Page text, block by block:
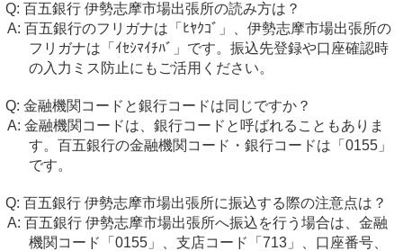
百五銀行 伊勢志摩市場出張所の読み方は？
百五銀行のフリガナは「ﾋﾔｸｺﾞ」、伊勢志摩市場出張所の
フリガナは「ｲｾｼﾏｲﾁﾊﾞ」です。振込先登録や口座確認時
の入力ミス防止にもご活用ください。
金融機関コードと銀行コードは同じですか？
金融機関コードは、銀行コードと呼ばれることもありま
す。百五銀行の金融機関コード・銀行コードは「0155」
です。
百五銀行 伊勢志摩市場出張所に振込する際の注意点は？
百五銀行 伊勢志摩市場出張所へ振込を行う場合は、金融
機関コード「0155」、支店コード「713」、口座番号、